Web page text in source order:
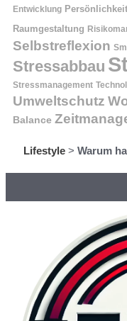
Entwicklung
Raumgestaltung
Selbstreflexion
Stressabbau
Stressmanagement
Umweltschutz
Balance
Lifestyle > Warum